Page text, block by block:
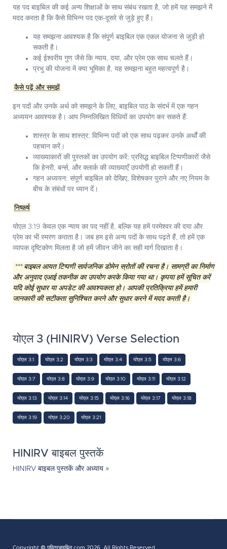
यह पद बाइबिल की कई अन्य शिक्षाओं के साथ संबंध रखता है, जो हमें यह समझने में
मदद करता है कि कैसे विभिन्न पद एक-दूसरे से जुड़े हुए हैं।
यह समझना आवश्यक है कि संपूर्ण बाइबिल एक एकल योजना से जुड़ी हो
सकती है।
कई ईश्वरीय गुण जैसे कि न्याय, दया, और प्रेम एक साथ चलते हैं।
प्रभु की योजना में क्या भूमिका है, यह समझना बहुत महत्वपूर्ण है।
कैसे पढ़ें और समझें
इन पदों और उनके अर्थ को समझने के लिए, बाइबिल पाठ के संदर्भ में एक गहन
अध्ययन आवश्यक है। आप निम्नलिखित विधियों का उपयोग कर सकते हैं:
शास्त्र के साथ शास्त्र: विभिन्न पदों को एक साथ पढ़कर उनके अर्थों की
पहचान करें।
व्याख्याकारों की पुस्तकों का उपयोग करें: प्रसिद्ध बाइबिल टिप्पणीकारों जैसे
कि हेनरी, बर्न्स, और क्लार्क की व्याख्याएँ उपयोगी हो सकती हैं।
गहन अध्ययन: संपूर्ण बाइबिल को देखिए, विशेषकर पुराने और नए नियम के
बीच के संबंधों पर ध्यान दें।
निष्कर्ष
योएल 3:19 केवल एक न्याय का पद नहीं है, बल्कि यह हमें परमेश्वर की दया और
प्रेम का भी स्मरण कराता है। जब हम इसे अन्य पदों के साथ पढ़ते हैं, तो हमें एक
व्यापक दृष्टिकोण मिलता है जो हमें जीवन जीने का सही मार्ग दिखाता है।
*** बाइबल आयत टिप्पणी सार्वजनिक डोमेन स्रोतों की रचना है। सामग्री का निर्माण
और अनुवाद एआई तकनीक का उपयोग करके किया गया था। कृपया हमें सूचित करें
यदि कोई सुधार या अपडेट की आवश्यकता हो। आपकी प्रतिक्रिया हमें हमारी
जानकारी की सटीकता सुनिश्चित करने और सुधार करने में मदद करती है।
योएल 3 (HINIRV) Verse Selection
योएल 3:1 योएल 3:2 योएल 3:3 योएल 3:4 योएल 3:5 योएल 3:6
योएल 3:7 योएल 3:8 योएल 3:9 योएल 3:10 योएल 3:11 योएल 3:12
योएल 3:13 योएल 3:14 योएल 3:15 योएल 3:16 योएल 3:17 योएल 3:18
योएल 3:19 योएल 3:20 योएल 3:21
HINIRV बाइबल पुस्तकें
HINIRV बाइबल पुस्तकें और अध्याय »
Copyright © पवित्रबाइबिल.com 2026, All Rights Reserved.